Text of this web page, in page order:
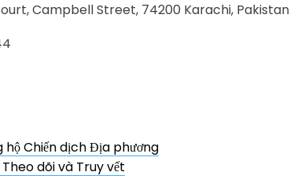
Campbell Street, 74200 Karachi, Pakistan
hộ Chiến dịch Địa phương
Theo dõi và Truy vết